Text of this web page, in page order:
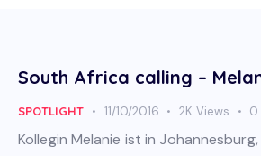
South Africa calling –
SPOTLIGHT 11/10/2016 2K Views 0
Kollegin Melanie ist in